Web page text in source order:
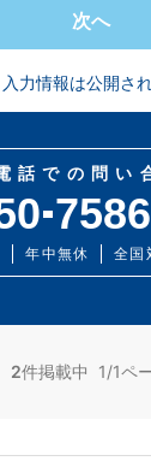
次へ
入力情報は公開さ
話での問い
7586
年中無休 全国
2件掲載中 1/1ペ